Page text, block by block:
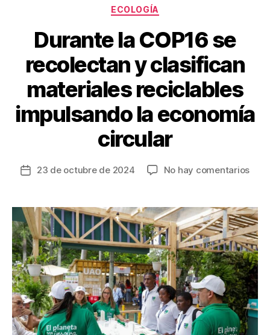
Categorías
ECOLOGÍA
Durante la COP16 se
recolectan y clasifican
materiales reciclables
impulsando la economía
circular
Fecha
entrada
23 de octubre de 2024 No hay comentariosen
se
y
la